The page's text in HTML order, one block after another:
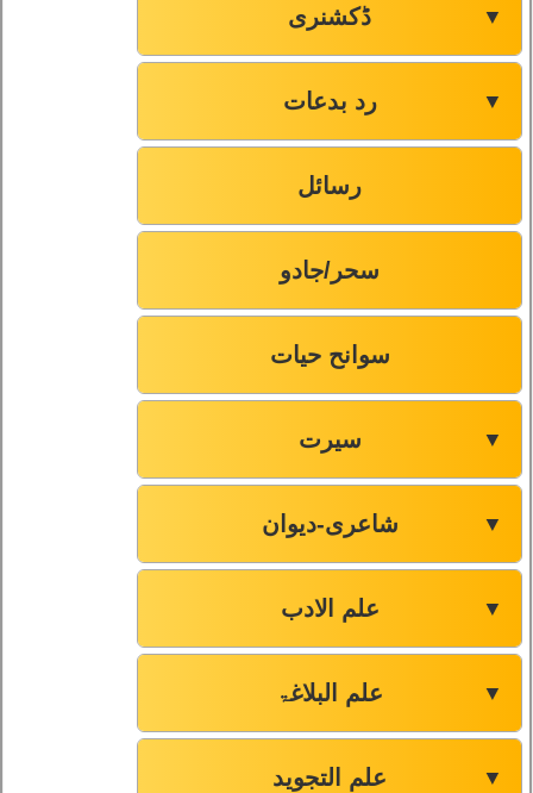
ڈکشنری ▼
رد بدعات ▼
رسائل
سحر/جادو
سوانح حیات
سیرت ▼
شاعری-دیوان ▼
علم الادب ▼
علم البلاغۃ ▼
علم التجوید ▼